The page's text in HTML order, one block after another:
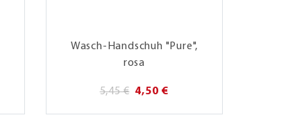
Wasch-Handschuh "Pure",
rosa
5,45 € 4,50 €